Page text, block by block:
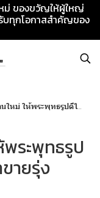
ม่ ของขวัญให้ผู้ใหญ่
ทุกโอกาสสำคัญของ
รูปดีไหม? เสริมโชคลาภ ค้าขายรุ่ง ตั้งแต่วันแรก
ระพุทธรูป
ายรุ่ง